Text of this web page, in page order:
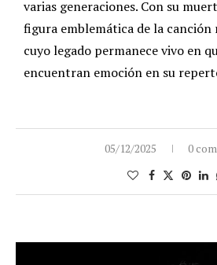
varias generaciones. Con su
figura emblemática de la
cuyo legado permanece vivo en
encuentran emoción en su
05/12/2025 0